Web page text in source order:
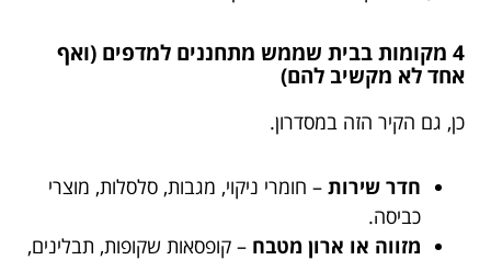
4 מקומות בבית שממש מתחננים למדפים (ואף
אחד לא מקשיב להם)
כן, גם הקיר הזה במסדרון.
חדר שירות – חומרי ניקוי, מגבות, סלסלות, מוצרי
כביסה.
מזווה או ארון מטבח – קופסאות שקופות, תבלינים,